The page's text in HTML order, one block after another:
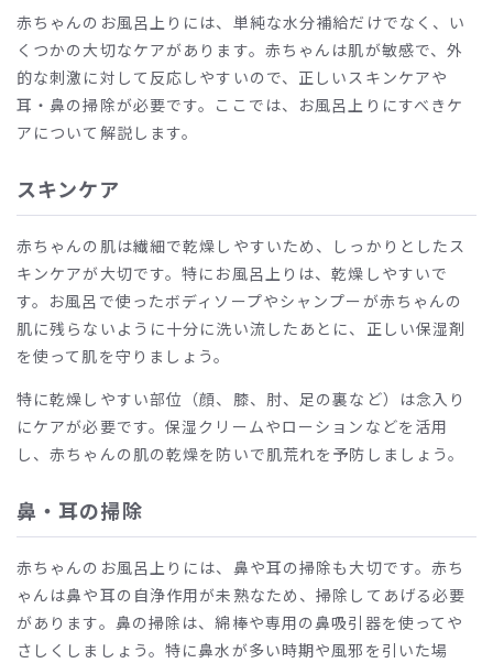
赤ちゃんのお風呂上りには、単純な水分補給だけでなく、い
くつかの大切なケアがあります。赤ちゃんは肌が敏感で、外
的な刺激に対して反応しやすいので、正しいスキンケアや
耳・鼻の掃除が必要です。ここでは、お風呂上りにすべきケ
アについて解説します。
スキンケア
赤ちゃんの肌は繊細で乾燥しやすいため、しっかりとしたス
キンケアが大切です。特にお風呂上りは、乾燥しやすいで
す。お風呂で使ったボディソープやシャンプーが赤ちゃんの
肌に残らないように十分に洗い流したあとに、正しい保湿剤
を使って肌を守りましょう。
特に乾燥しやすい部位（顔、膝、肘、足の裏など）は念入り
にケアが必要です。保湿クリームやローションなどを活用
し、赤ちゃんの肌の乾燥を防いで肌荒れを予防しましょう。
鼻・耳の掃除
赤ちゃんのお風呂上りには、鼻や耳の掃除も大切です。赤ち
ゃんは鼻や耳の自浄作用が未熟なため、掃除してあげる必要
があります。鼻の掃除は、綿棒や専用の鼻吸引器を使ってや
さしくしましょう。特に鼻水が多い時期や風邪を引いた場